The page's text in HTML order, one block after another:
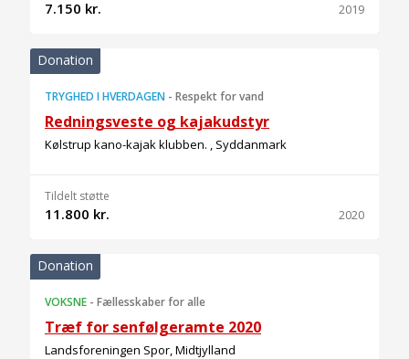
7.150 kr. 2019
Donation
TRYGHED I HVERDAGEN - Respekt for vand
Redningsveste og kajakudstyr
Kølstrup kano-kajak klubben. , Syddanmark
Tildelt støtte
11.800 kr. 2020
Donation
VOKSNE - Fællesskaber for alle
Træf for senfølgeramte 2020
Landsforeningen Spor, Midtjylland